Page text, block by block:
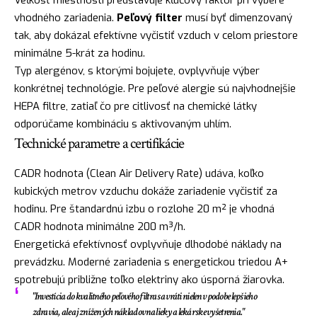
vhodného zariadenia. Peľový filter musí byť dimenzovaný
tak, aby dokázal efektívne vyčistiť vzduch v celom priestore
minimálne 5-krát za hodinu.
Typ alergénov, s ktorými bojujete, ovplyvňuje výber
konkrétnej technológie. Pre peľové alergie sú najvhodnejšie
HEPA filtre, zatiaľ čo pre citlivosť na chemické látky
odporúčame kombináciu s aktivovaným uhlím.
Technické parametre a certifikácie
CADR hodnota (Clean Air Delivery Rate) udáva, koľko
kubických metrov vzduchu dokáže zariadenie vyčistiť za
hodinu. Pre štandardnú izbu o rozlohe 20 m² je vhodná
CADR hodnota minimálne 200 m³/h.
Energetická efektívnosť ovplyvňuje dlhodobé náklady na
prevádzku. Moderné zariadenia s energetickou triedou A+
spotrebujú približne toľko elektriny ako úsporná žiarovka.
"Investícia do kvalitného peľového filtra sa vráti nielen v podobe lepšieho
zdravia, ale aj znížených nákladov na lieky a lekárske vyšetrenia."